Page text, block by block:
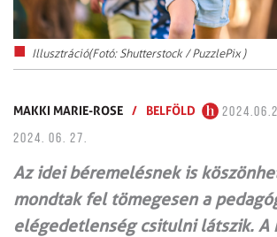
Illusztráció(Fotó: Shutterstock / PuzzlePix )
MAKKI MARIE-ROSE / BELFÖLD
2024. 06. 27.
Az idei béremelésnek is
mondtak fel tömegesen a
elégedetlenség csitulni látszik. A